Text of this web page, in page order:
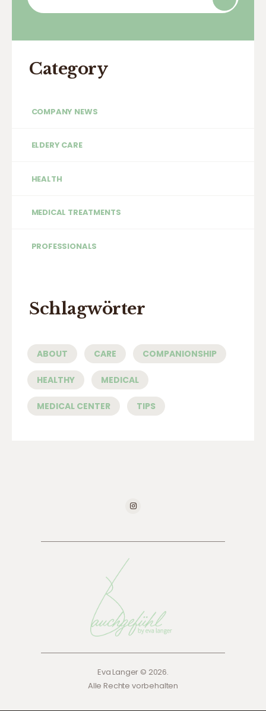
Category
COMPANY NEWS
ELDERY CARE
HEALTH
MEDICAL TREATMENTS
PROFESSIONALS
Schlagwörter
ABOUT CARE COMPANIONSHIP
HEALTHY MEDICAL
MEDICAL CENTER TIPS
Eva Langer © 2026.
Alle Rechte vorbehalten